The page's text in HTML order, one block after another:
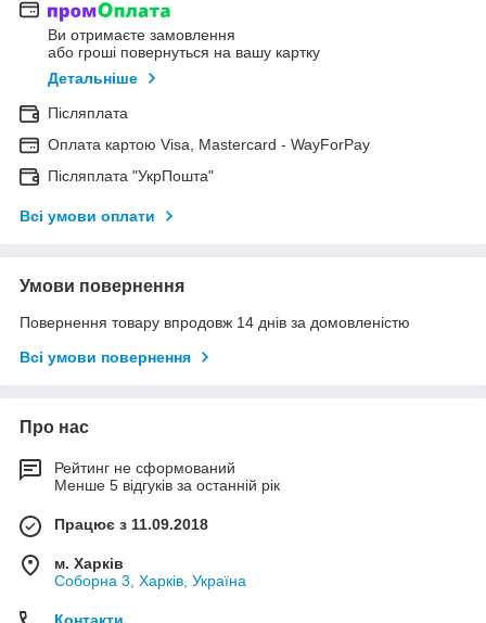
Ви отримаєте замовлення
або гроші повернуться на вашу картку
Детальніше
Післяплата
Оплата картою Visa, Mastercard - WayForPay
Післяплата "УкрПошта"
Всі умови оплати
Умови повернення
Повернення товару впродовж 14 днів за домовленістю
Всі умови повернення
Про нас
Рейтинг не сформований
Менше 5 відгуків за останній рік
Працює з 11.09.2018
м. Харків
Соборна 3, Харків, Україна